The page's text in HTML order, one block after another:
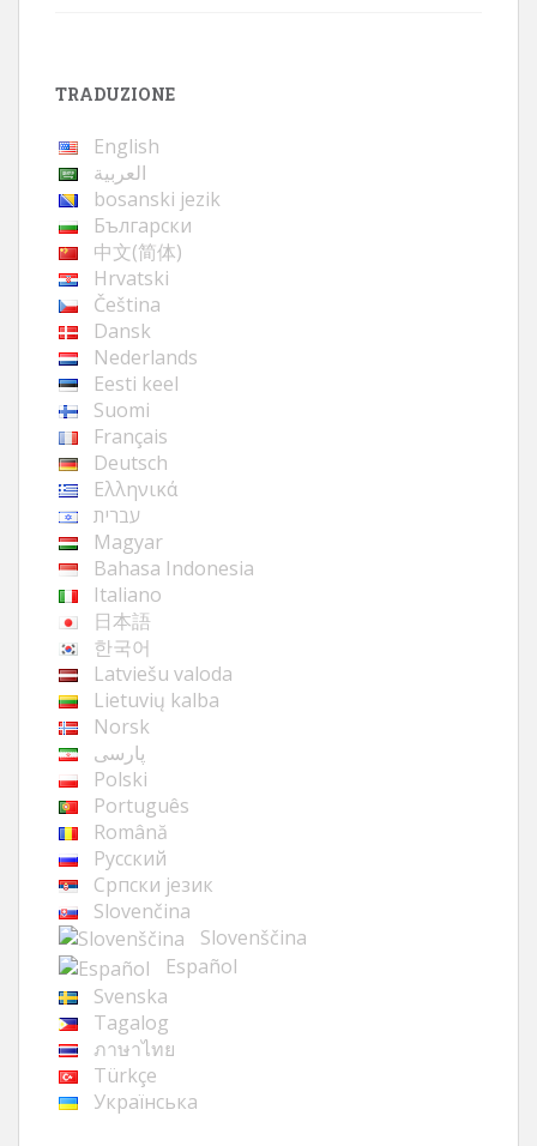
TRADUZIONE
English
العربية
bosanski jezik
Български
中文(简体)
Hrvatski
Čeština
Dansk
Nederlands
Eesti keel
Suomi
Français
Deutsch
Ελληνικά
עברית
Magyar
Bahasa Indonesia
Italiano
日本語
한국어
Latviešu valoda
Lietuvių kalba
Norsk
پارسی
Polski
Português
Română
Русский
Cрпски језик
Slovenčina
Slovenščina
Español
Svenska
Tagalog
ภาษาไทย
Türkçe
Українська